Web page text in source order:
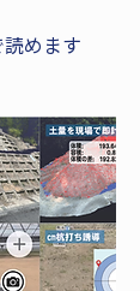
めます